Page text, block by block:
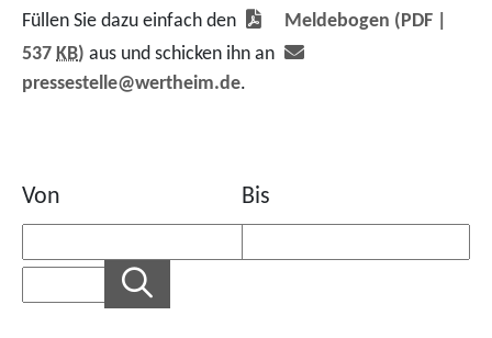
Füllen Sie dazu einfach den
Meldebogen (PDF |
537 KB) aus und schicken ihn an
pressestelle@wertheim.de.
Von Bis